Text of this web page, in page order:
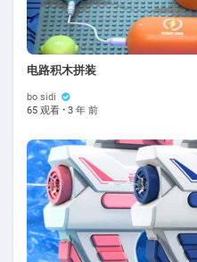
电路积木拼装
bo sidi
65 观看 · 3 年 前